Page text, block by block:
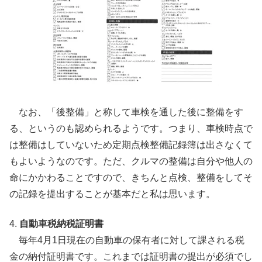
なお、「後整備」と称して車検を通した後に整備をす
る、というのも認められるようです。つまり、車検時点で
は整備はしていないため定期点検整備記録簿は出さなくて
もよいようなのです。ただ、クルマの整備は自分や他人の
命にかかわることですので、きちんと点検、整備をしてそ
の記録を提出することが基本だと私は思います。
4. 自動車税納税証明書
毎年4月1日現在の自動車の保有者に対して課される税
金の納付証明書です。これまでは証明書の提出が必須でし